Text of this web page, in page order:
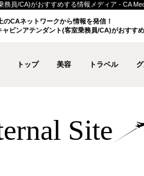
員/CA)がおすすめする情報メディア - CA
のCAネットワークから情報を発信！
ャビンアテンダント(客室乗務員/CA)がおすす
トップ 美容 トラベル
Site